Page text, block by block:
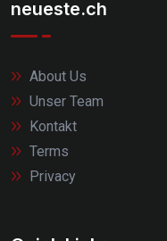
neueste.ch
About Us
Unser Team
Kontakt
Terms
Privacy